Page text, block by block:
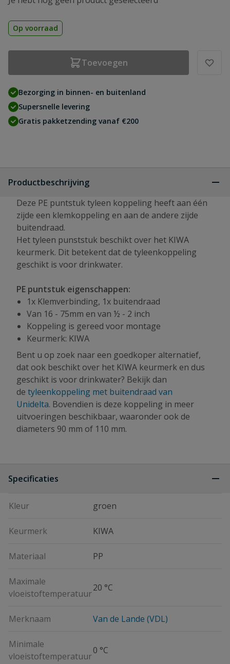
Op voorraad
Toevoegen
Bezorging in binnen- en buitenland
Supersnelle levering
Gratis pakketzending vanaf €200
Productbeschrijving
Deze PE puntstuk tyleen koppeling heeft aan één
zijde een klemkoppeling en aan de andere zijde
buitendraad.
Het tyleen punststuk beschikt over het KIWA
keurmerk. Dit betekent dat de tyleenkoppeling
geschikt is voor drinkwater.
PE puntstuk eigenschappen:
1x Klemverbinding, 1x buitendraad
Van 16 - 75mm en van ½ - 2 inch
Koppeling is gereed voor montage
Keurmerk: KIWA
Bent u op zoek naar een goedkoper alternatief,
dat ook beschikt over het KIWA keurmerk en dus
geschikt is voor drinkwater? Bekijk dan
de tyleenkoppeling met buitendraad van
Unidelta. Bovendien is deze koppeling in meer
uitvoeringen beschikbaar, waaronder ook de
diameters 90 mm of 110 mm.
Specificaties
Kleur groen
Keurmerk KIWA
Materiaal PP
Maximale
vloeistoftemperatuur
20 °C
Merknaam Van de Lande (VDL)
Minimale
vloeistoftemperatuur
0 °C